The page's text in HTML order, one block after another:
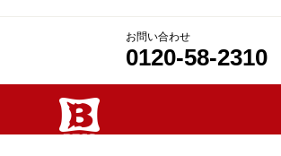
お問い合わせ
0120-58-2310